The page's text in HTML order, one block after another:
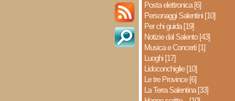
Posta elettronica [6]
Personaggi Salentini [10]
Per chi guida [19]
Notizie dal Salento [43]
Musica e Concerti [1]
Luoghi [17]
Lidoconchiglie [10]
Le tre Province [6]
La Terra Salentina [33]